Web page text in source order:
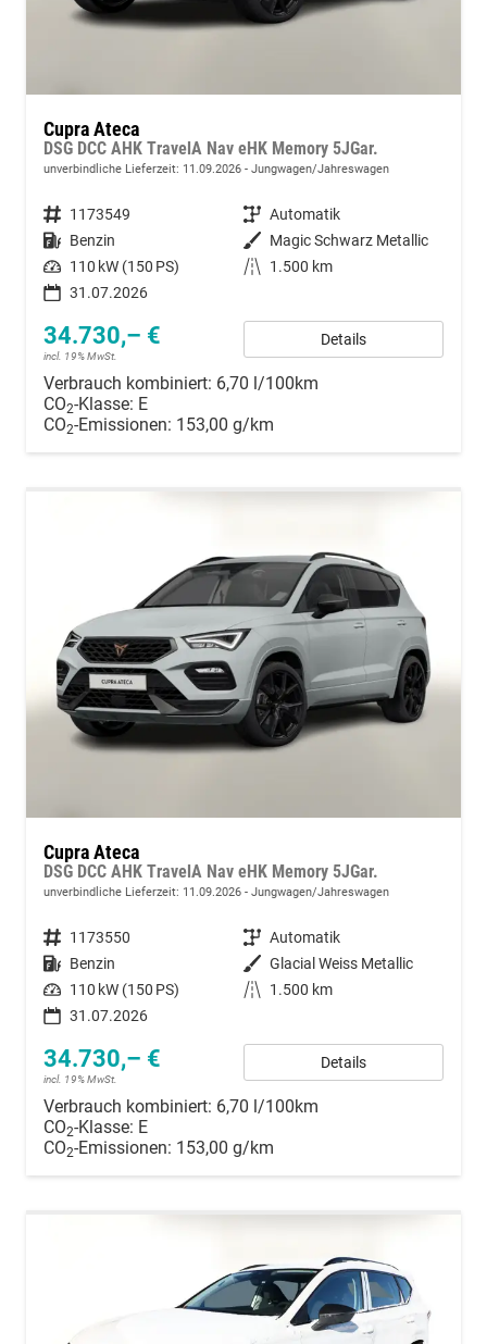
Cupra Ateca
DSG DCC AHK TravelA Nav eHK Memory 5JGar.
unverbindliche Lieferzeit: 11.09.2026 Jungwagen/Jahreswagen
Fahrzeugnummer 1173549 Getriebe Automatik
Kraftstoff Benzin Außenfarbe Magic Schwarz Metallic
Leistung 110 kW (150 PS) Kilometerstand
1.500 km
31.07.2026
34.730,– €
incl. 19% MwSt.
Details
Verbrauch kombiniert: 6,70 l/100km
CO2-Klasse: E
CO2-Emissionen: 153,00 g/km
Cupra Ateca
DSG DCC AHK TravelA Nav eHK Memory 5JGar.
unverbindliche Lieferzeit: 11.09.2026 Jungwagen/Jahreswagen
Fahrzeugnummer 1173550 Getriebe Automatik
Kraftstoff Benzin Außenfarbe Glacial Weiss Metallic
Leistung 110 kW (150 PS) Kilometerstand
1.500 km
31.07.2026
34.730,– €
incl. 19% MwSt.
Details
Verbrauch kombiniert: 6,70 l/100km
CO2-Klasse: E
CO2-Emissionen: 153,00 g/km